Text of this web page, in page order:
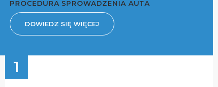
PROCEDURA SPROWADZENIA AUTA
DOWIEDZ SIĘ WIĘCEJ
1